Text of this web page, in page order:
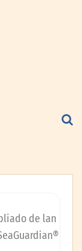
de lan